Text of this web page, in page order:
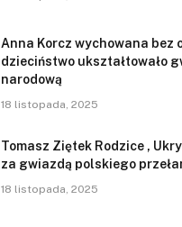
Anna Korcz wychowana bez
dzieciństwo ukształtowało
narodową
18 listopada, 2025
Tomasz Ziętek Rodzice ,
za gwiazdą polskiego
18 listopada, 2025